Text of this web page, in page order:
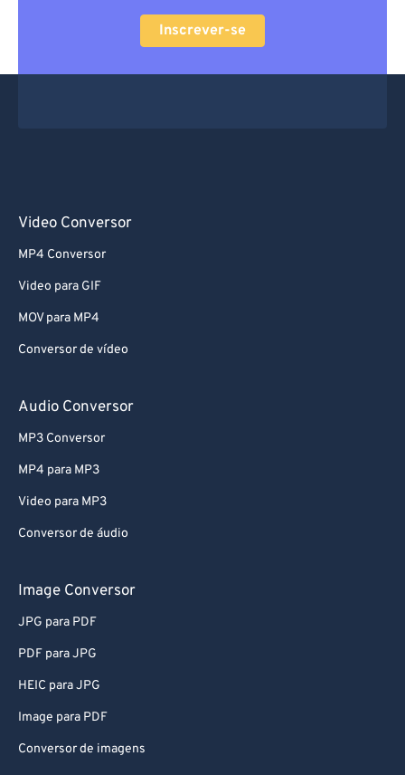
Inscrever-se
Video Conversor
MP4 Conversor
Video para GIF
MOV para MP4
Conversor de vídeo
Audio Conversor
MP3 Conversor
MP4 para MP3
Video para MP3
Conversor de áudio
Image Conversor
JPG para PDF
PDF para JPG
HEIC para JPG
Image para PDF
Conversor de imagens